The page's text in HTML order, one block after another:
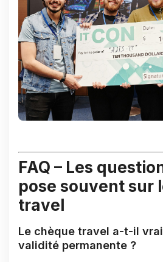
FAQ – Les
pose souvent sur
travel
Le chèque travel a-t-il
validité permanente ?